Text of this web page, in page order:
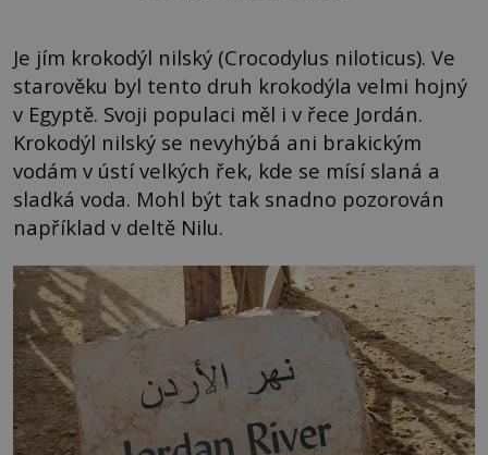
Je jím krokodýl nilský (Crocodylus niloticus). Ve
starověku byl tento druh krokodýla velmi hojný
v Egyptě. Svoji populaci měl i v řece Jordán.
Krokodýl nilský se nevyhýbá ani brakickým
vodám v ústí velkých řek, kde se mísí slaná a
sladká voda. Mohl být tak snadno pozorován
například v deltě Nilu.